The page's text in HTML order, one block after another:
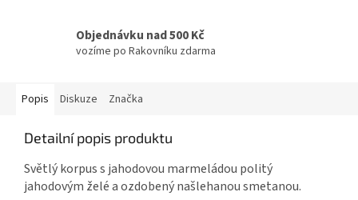
Objednávku nad 500 Kč
vozíme po Rakovníku zdarma
Popis Diskuze Značka
Detailní popis produktu
Světlý korpus s jahodovou marmeládou politý
jahodovým želé a ozdobený našlehanou smetanou.